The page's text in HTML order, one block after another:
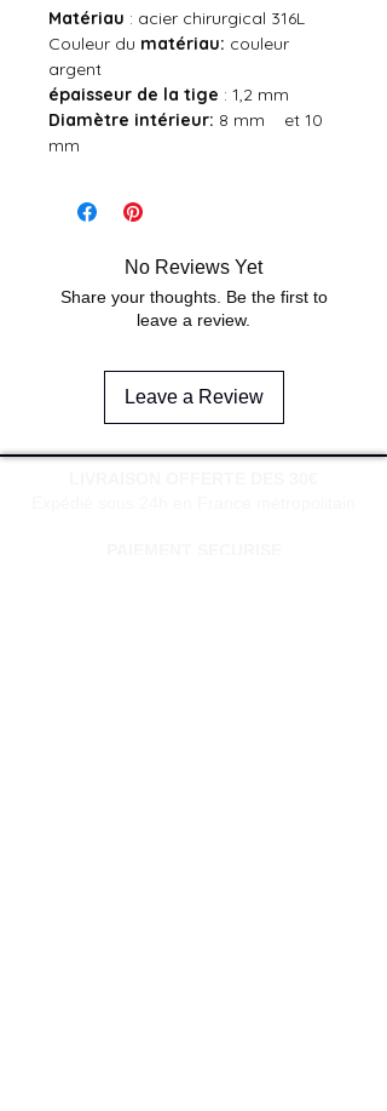
Matériau : acier chirurgical 316L
Couleur du matériau: couleur
argent
épaisseur de la tige : 1,2 mm
Diamètre intérieur: 8 mm et 10
mm
No Reviews Yet
Share your thoughts. Be the first to
leave a review.
Leave a Review